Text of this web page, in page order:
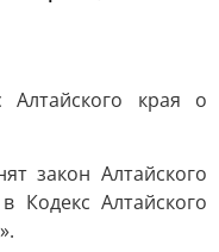
края о
закон Алтайского
Кодекс Алтайского